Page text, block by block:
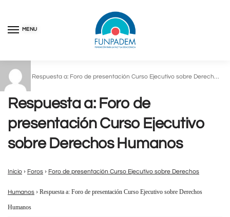
MENU
Inicio Respuesta a: Foro de presentación Curso Ejecutivo sobre Derechos Humanos
Respuesta a: Foro de
presentación Curso Ejecutivo
sobre Derechos Humanos
Inicio › Foros › Foro de presentación Curso Ejecutivo sobre Derechos
Humanos › Respuesta a: Foro de presentación Curso Ejecutivo sobre Derechos
Humanos